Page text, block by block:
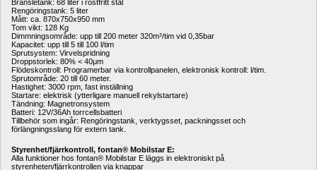
Bränsletank: 68 liter i rostfritt stål
Rengöringstank: 5 liter
Mått: ca. 870x750x950 mm
Tom vikt: 128 Kg
Dimmningsområde: upp till 200 meter 320m³/tim vid 0,35bar
Kapacitet: upp till 5 till 100 l/tim
Sprutsystem: Virvelspridning
Droppstorlek: 80% < 40μm
Flödeskontroll: Programerbar via kontrollpanelen, elektronisk kontroll: l/tim.
Sprutområde: 20 till 60 meter.
Hastighet: 3000 rpm, fast inställning
Startare: elektrisk (ytterligare manuell rekylstartare)
Tändning: Magnetronsystem
Batteri: 12V/36Ah torrcellsbatteri
Tillbehör som ingår: Rengöringstank, verktygsset, packningsset och
förlängningsslang för extern tank.
Styrenhet/fjärrkontroll, fontan® Mobilstar E:
Alla funktioner hos fontan® Mobilstar E läggs in elektroniskt på
styrenheten/fjärrkontrollen via knappar